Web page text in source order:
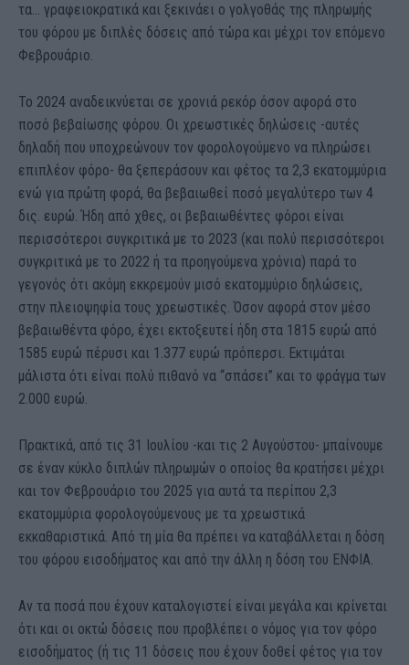
τα… γραφειοκρατικά και ξεκινάει ο γολγοθάς της πληρωμής
του φόρου με διπλές δόσεις από τώρα και μέχρι τον επόμενο
Φεβρουάριο.
Το 2024 αναδεικνύεται σε χρονιά ρεκόρ όσον αφορά στο
ποσό βεβαίωσης φόρου. Οι χρεωστικές δηλώσεις -αυτές
δηλαδή που υποχρεώνουν τον φορολογούμενο να πληρώσει
επιπλέον φόρο- θα ξεπεράσουν και φέτος τα 2,3 εκατομμύρια
ενώ για πρώτη φορά, θα βεβαιωθεί ποσό μεγαλύτερο των 4
δις. ευρώ. Ήδη από χθες, οι βεβαιωθέντες φόροι είναι
περισσότεροι συγκριτικά με το 2023 (και πολύ περισσότεροι
συγκριτικά με το 2022 ή τα προηγούμενα χρόνια) παρά το
γεγονός ότι ακόμη εκκρεμούν μισό εκατομμύριο δηλώσεις,
στην πλειοψηφία τους χρεωστικές. Όσον αφορά στον μέσο
βεβαιωθέντα φόρο, έχει εκτοξευτεί ήδη στα 1815 ευρώ από
1585 ευρώ πέρυσι και 1.377 ευρώ πρόπερσι. Εκτιμάται
μάλιστα ότι είναι πολύ πιθανό να “σπάσει” και το φράγμα των
2.000 ευρώ.
Πρακτικά, από τις 31 Ιουλίου -και τις 2 Αυγούστου- μπαίνουμε
σε έναν κύκλο διπλών πληρωμών ο οποίος θα κρατήσει μέχρι
και τον Φεβρουάριο του 2025 για αυτά τα περίπου 2,3
εκατομμύρια φορολογούμενους με τα χρεωστικά
εκκαθαριστικά. Από τη μία θα πρέπει να καταβάλλεται η δόση
του φόρου εισοδήματος και από την άλλη η δόση του ΕΝΦΙΑ.
Αν τα ποσά που έχουν καταλογιστεί είναι μεγάλα και κρίνεται
ότι και οι οκτώ δόσεις που προβλέπει ο νόμος για τον φόρο
εισοδήματος (ή τις 11 δόσεις που έχουν δοθεί φέτος για τον